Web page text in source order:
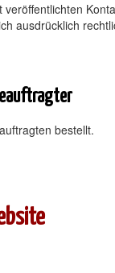
ausdrücklich
bestellt.